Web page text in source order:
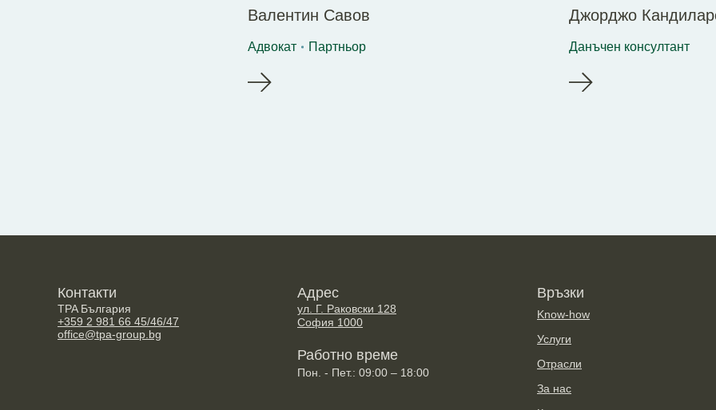
Валентин Савов
Адвокат Партньор
Джорджо
Данъчен консултант
Контакти
TPA България
+359 2 981 66 45/46/47
office@tpa-group.bg
Адрес
ул. Г. Раковски 128
София 1000
Работно време
Пон. - Пет.: 09:00 – 18:00
Връзки
Know-how
Услуги
Отрасли
За нас